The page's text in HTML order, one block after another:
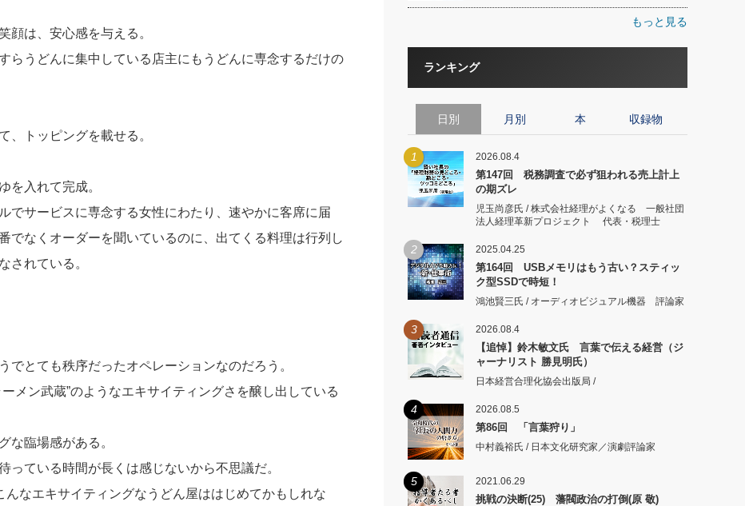
は、安心感を与える。
うどんに集中している店主にもうどんに専念するだけの
トッピングを載せる。
を入れて完成。
サービスに専念する女性にわたり、速やかに客席に届
でなくオーダーを聞いているのに、出てくる料理は行列し
されている。
とても秩序だったオペレーションなのだろう。
メン武蔵”のようなエキサイティングさを醸し出している
な臨場感がある。
ている時間が長くは感じないから不思議だ。
なエキサイティングなうどん屋ははじめてかもしれな
もっと見る
ランキング
日別 月別 本 収録物
1 2026.08.4
第147回 税務調査で必ず狙われる売上計上
の期ズレ
児玉尚彦氏 / 株式会社経理がよくなる 一般社団
法人経理革新プロジェクト 代表・税理士
2 2025.04.25
第164回 USBメモリはもう古い？スティッ
ク型SSDで時短！
鴻池賢三氏 / オーディオビジュアル機器 評論家
3 2026.08.4
【追悼】鈴木敏文氏 言葉で伝える経営（ジ
ャーナリスト 勝見明氏）
日本経営合理化協会出版局 /
4 2026.08.5
第86回 「言葉狩り」
中村義裕氏 / 日本文化研究家／演劇評論家
5 2021.06.29
挑戦の決断(25) 藩閥政治の打倒(原 敬)